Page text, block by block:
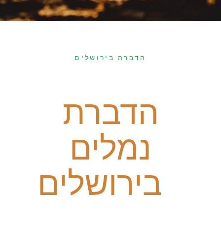
הדברה בירושלים
הדברת
נמלים
בירושלים